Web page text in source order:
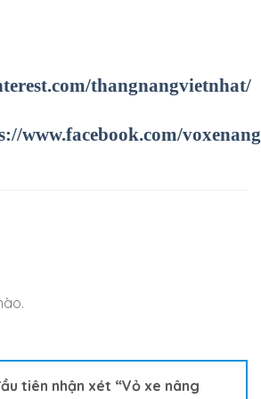
thangnangvietnhat/
www.facebook.com/
tiên nhận xét “Vỏ xe nâng